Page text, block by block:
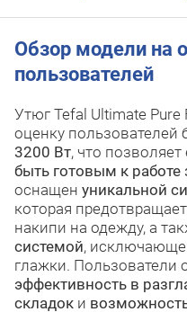
Обзор модели на
пользователей
Утюг Tefal Ultimate
оценку пользователей
3200 Вт, что позволяет
быть готовым к
оснащен уникальной
которая
накипи на одежду, а
системой,
глажки. Пользователи
эффективность в
складок и